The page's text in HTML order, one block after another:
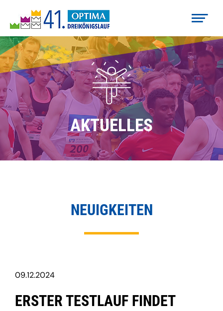
AKTUELLES
NEUIGKEITEN
09.12.2024
ERSTER TESTLAUF FINDET